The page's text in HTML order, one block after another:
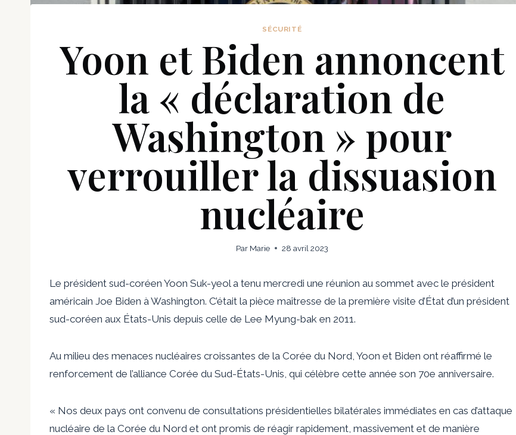
SÉCURITÉ
Yoon et Biden annoncent
la « déclaration de
Washington » pour
verrouiller la dissuasion
nucléaire
Par Marie 28 avril 2023
Le président sud-coréen Yoon Suk-yeol a tenu mercredi une réunion au sommet avec le président
américain Joe Biden à Washington. C’était la pièce maîtresse de la première visite d’État d’un président
sud-coréen aux États-Unis depuis celle de Lee Myung-bak en 2011.
Au milieu des menaces nucléaires croissantes de la Corée du Nord, Yoon et Biden ont réaffirmé le
renforcement de l’alliance Corée du Sud-États-Unis, qui célèbre cette année son 70e anniversaire.
« Nos deux pays ont convenu de consultations présidentielles bilatérales immédiates en cas d’attaque
nucléaire de la Corée du Nord et ont promis de réagir rapidement, massivement et de manière